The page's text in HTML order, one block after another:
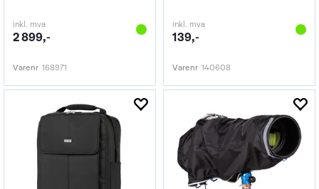
inkl. mva
2 899,-
Varenr 168971
inkl. mva
139,-
Varenr 140608